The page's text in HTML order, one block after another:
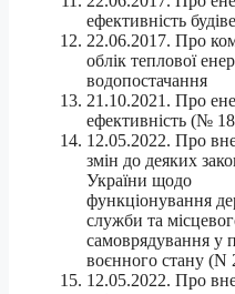
ефективність
22.06.2017. Про
облік теплової
водопостачання
21.10.2021. Про
ефективність (№
12.05.2022. Про
змін до деяких
України щодо
функціонування
служби та
самоврядування у
воєнного стану (N
12.05.2022. Про